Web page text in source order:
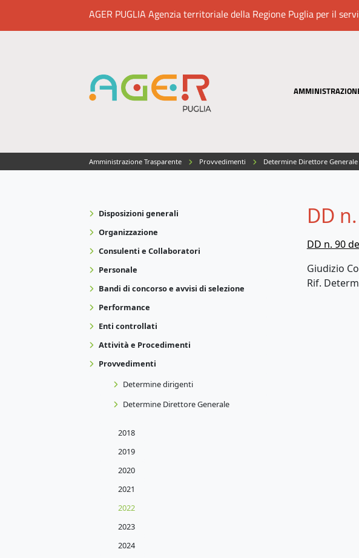
AGER PUGLIA Agenzia territoriale della Regione Puglia per il
Amministrazione Trasparente Provvedimenti Determine Direttore Generale
Disposizioni generali
Organizzazione
Consulenti e Collaboratori
Personale
Bandi di concorso e avvisi di selezione
Performance
Enti controllati
Attività e Procedimenti
Provvedimenti
Determine dirigenti
Determine Direttore Generale
2018
2019
2020
2021
2022
2023
2024
DD
DD n. 90
Giudizio
Rif.